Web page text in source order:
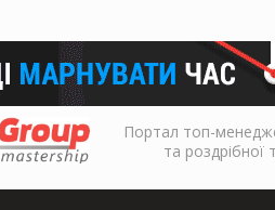
Портал топ-
та роздрібної